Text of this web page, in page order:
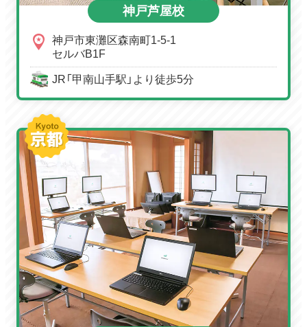
神戸芦屋校
神戸市東灘区森南町1-5-1
セルバB1F
JR「甲南山手駅」より徒歩5分